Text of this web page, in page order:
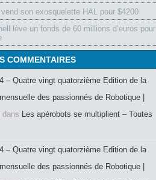
son exosquelette HAL pour $4200
lève un fonds de 60 millions d’euros pour
COMMENTAIRES
– Quatre vingt quatorzième Edition de la
des passionnés de Robotique |
dans Les apérobots se multiplient – Toutes
– Quatre vingt quatorzième Edition de la
des passionnés de Robotique |